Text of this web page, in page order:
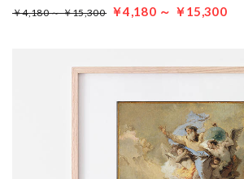
￥4,180 ～ ￥15,300 ￥4,180 ～ ￥15,300